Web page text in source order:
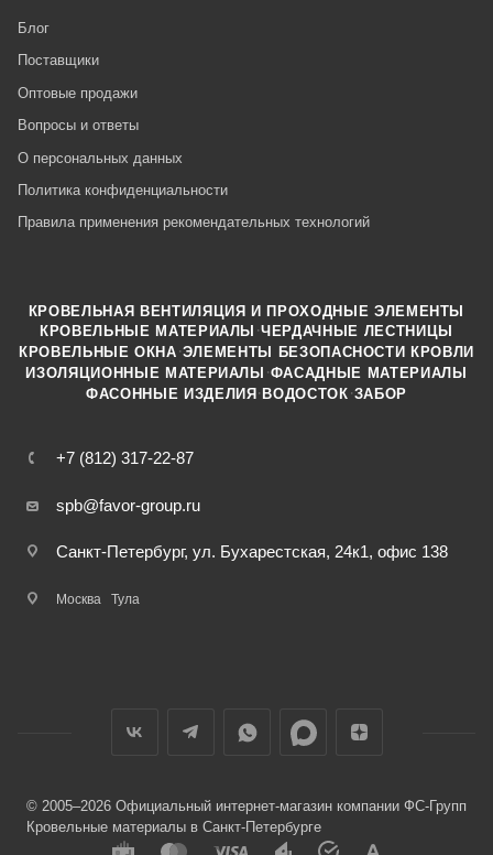
Блог
Поставщики
Оптовые продажи
Вопросы и ответы
О персональных данных
Политика конфиденциальности
Правила применения рекомендательных технологий
+7 (812) 317-22-87
spb@favor-group.ru
Санкт-Петербург, ул. Бухарестская, 24к1, офис 138
Москва Тула
КРОВЕЛЬНАЯ ВЕНТИЛЯЦИЯ И ПРОХОДНЫЕ ЭЛЕМЕНТЫ
КРОВЕЛЬНЫЕ МАТЕРИАЛЫ ·ЧЕРДАЧНЫЕ ЛЕСТНИЦЫ
КРОВЕЛЬНЫЕ ОКНА ·ЭЛЕМЕНТЫ БЕЗОПАСНОСТИ КРОВЛИ
ИЗОЛЯЦИОННЫЕ МАТЕРИАЛЫ ·ФАСАДНЫЕ МАТЕРИАЛЫ
ФАСОННЫЕ ИЗДЕЛИЯ ·ВОДОСТОК ·ЗАБОР
© 2005–2026 Официальный интернет-магазин компании ФС-Групп
Кровельные материалы в Санкт-Петербурге